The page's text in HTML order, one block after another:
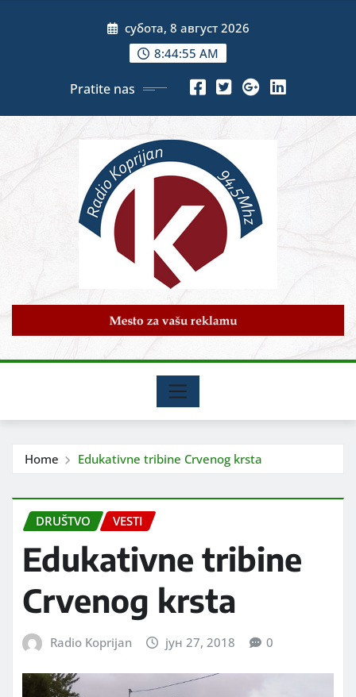
субота, 8 август 2026
8:44:57 AM
Pratite nas
Home Edukativne tribine Crvenog krsta
DRUŠTVO VESTI
Edukativne tribine
Crvenog krsta
Radio Koprijan јун 27, 2018 0